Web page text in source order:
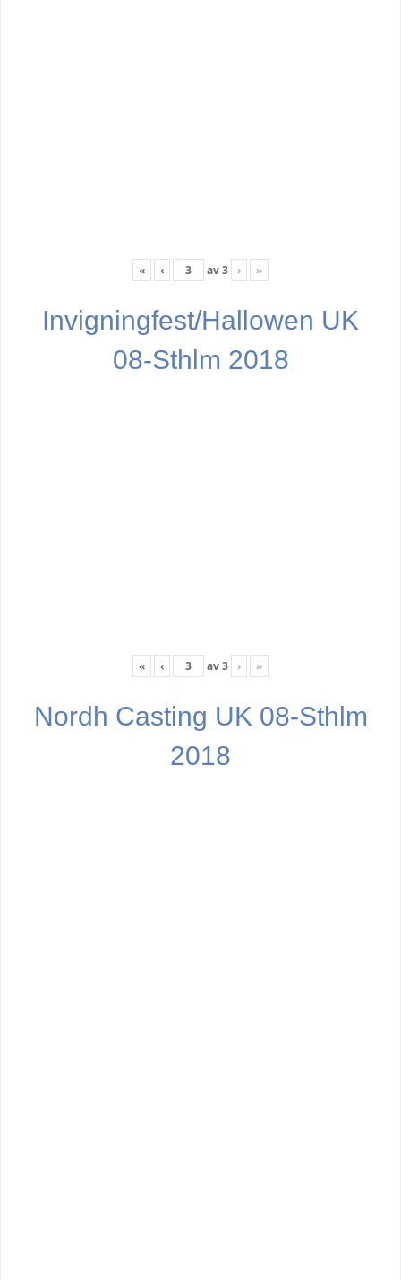
« ‹ av3 › »
Invigningfest/Hallowen UK
08-Sthlm 2018
« ‹ av3 › »
Nordh Casting UK 08-Sthlm
2018